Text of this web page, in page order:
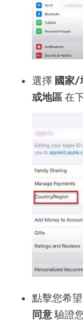
選擇 國家/
或地區在
點擊您希
同意驗證